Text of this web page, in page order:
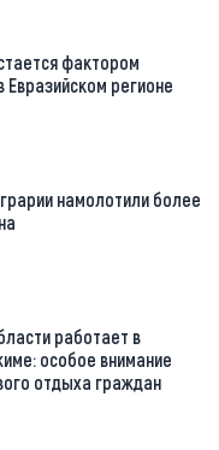
фактором
Евразийском регионе
намолотили более
работает в
особое внимание
отдыха граждан